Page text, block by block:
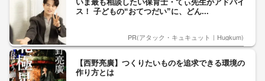
いま最も相談したい保育士・てぃ先生がアドバイ
ス！ 子どもの“おてつだい”に、どん...
PR(アタック・キュキュット｜Hugkum)
【西野亮廣】つくりたいものを追求できる環境の
作り方とは